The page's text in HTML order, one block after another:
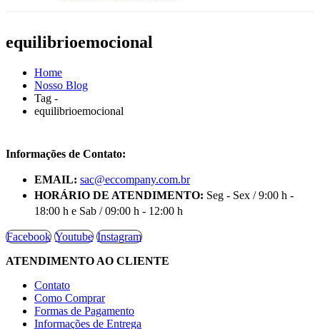
equilibrioemocional
Home
Nosso Blog
Tag -
equilibrioemocional
Informações de Contato:
EMAIL: sac@eccompany.com.br
HORÁRIO DE ATENDIMENTO: Seg - Sex / 9:00 h -
18:00 h e Sab / 09:00 h - 12:00 h
Facebook Youtube Instagram
ATENDIMENTO AO CLIENTE
Contato
Como Comprar
Formas de Pagamento
Informações de Entrega